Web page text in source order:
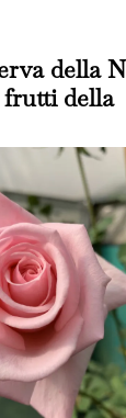
della
frutti della